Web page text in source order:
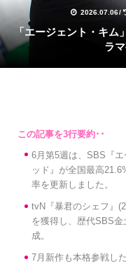
2026.07.06/
「エージェント・キム」驚異の20%超！6月第5週 最新韓国ド
ラ
6月第5週は、SBS『
ッド』が全国最高
率を更新しました。
tvN『暴君のシェフ』
を獲得し、歴代SBS
成。
7月新作も本格参戦し